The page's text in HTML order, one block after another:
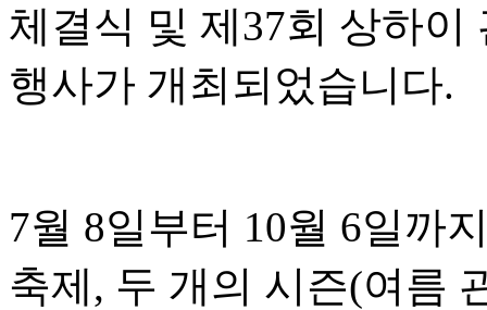
체결식 및 제37회 상하
행사가 개최되었습니다.
7월 8일부터 10월 6일까
축제, 두 개의 시즌(여름